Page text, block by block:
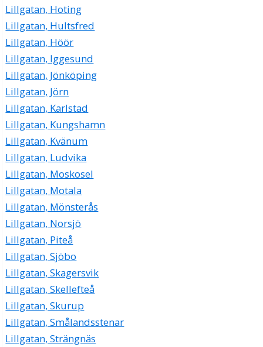
Lillgatan, Hoting
Lillgatan, Hultsfred
Lillgatan, Höör
Lillgatan, Iggesund
Lillgatan, Jönköping
Lillgatan, Jörn
Lillgatan, Karlstad
Lillgatan, Kungshamn
Lillgatan, Kvänum
Lillgatan, Ludvika
Lillgatan, Moskosel
Lillgatan, Motala
Lillgatan, Mönsterås
Lillgatan, Norsjö
Lillgatan, Piteå
Lillgatan, Sjöbo
Lillgatan, Skagersvik
Lillgatan, Skellefteå
Lillgatan, Skurup
Lillgatan, Smålandsstenar
Lillgatan, Strängnäs